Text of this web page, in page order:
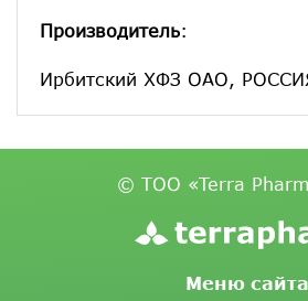
Производитель:
Ирбитский ХФЗ ОАО,
© ТОО «Terra
Меню сайта